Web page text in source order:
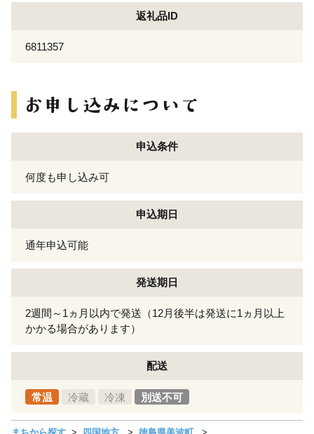
返礼品ID
6811357
申込条件
何度も申し込み可
申込期日
通年申込可能
発送期日
2週間～1ヵ月以内で発送（12月後半は発送に1ヵ月以上
かかる場合があります）
配送
常温 冷蔵 冷凍 別送不可